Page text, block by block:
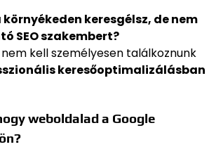
keresgélsz, de nem
SEO szakembert?
kell személyesen találkoznunk
keresőoptimalizálásban
weboldalad a Google